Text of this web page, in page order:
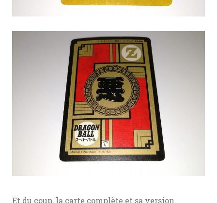
Et du coup, la carte complète et sa version